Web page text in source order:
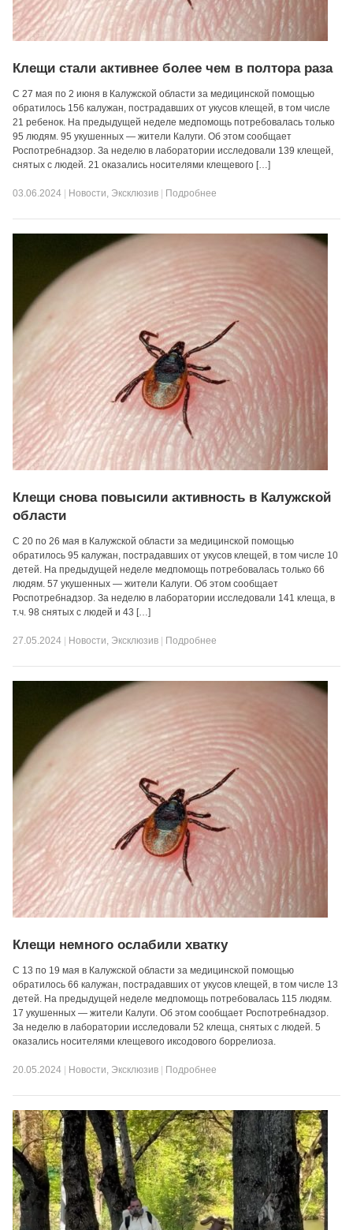
Клещи стали активнее более чем в полтора раза
С 27 мая по 2 июня в Калужской области за медицинской помощью
обратилось 156 калужан, пострадавших от укусов клещей, в том числе
21 ребенок. На предыдущей неделе медпомощь потребовалась только
95 людям. 95 укушенных — жители Калуги. Об этом сообщает
Роспотребнадзор. За неделю в лаборатории исследовали 139 клещей,
снятых с людей. 21 оказались носителями клещевого […]
03.06.2024 Новости, Эксклюзив Подробнее
Клещи снова повысили активность в Калужской
области
С 20 по 26 мая в Калужской области за медицинской помощью
обратилось 95 калужан, пострадавших от укусов клещей, в том числе 10
детей. На предыдущей неделе медпомощь потребовалась только 66
людям. 57 укушенных — жители Калуги. Об этом сообщает
Роспотребнадзор. За неделю в лаборатории исследовали 141 клеща, в
т.ч. 98 снятых с людей и 43 […]
27.05.2024 Новости, Эксклюзив Подробнее
Клещи немного ослабили хватку
С 13 по 19 мая в Калужской области за медицинской помощью
обратилось 66 калужан, пострадавших от укусов клещей, в том числе 13
детей. На предыдущей неделе медпомощь потребовалась 115 людям.
17 укушенных — жители Калуги. Об этом сообщает Роспотребнадзор.
За неделю в лаборатории исследовали 52 клеща, снятых с людей. 5
оказались носителями клещевого иксодового боррелиоза.
20.05.2024 Новости, Эксклюзив Подробнее